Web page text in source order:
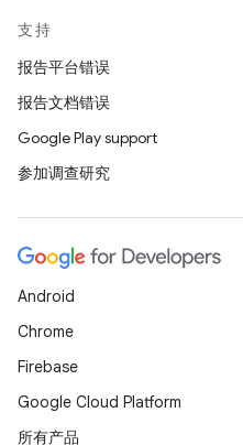
支持
报告平台错误
报告文档错误
Google Play support
参加调查研究
Android
Chrome
Firebase
Google Cloud Platform
所有产品